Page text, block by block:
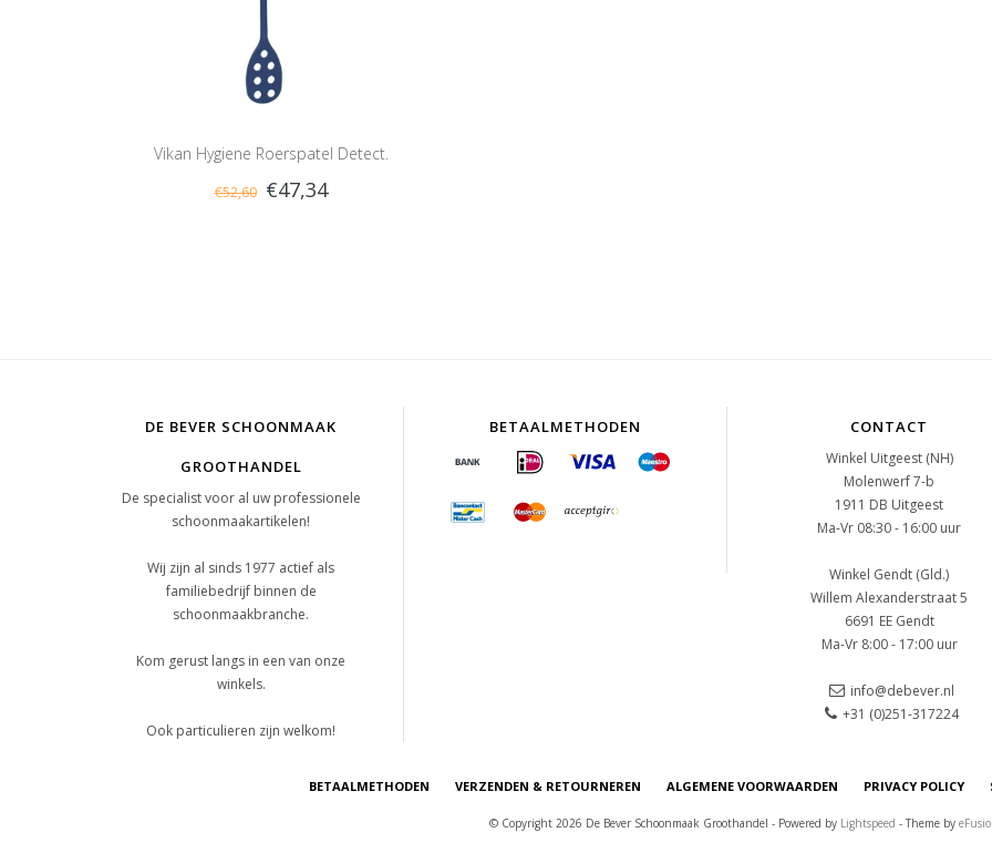
Vikan Hygiene Roerspatel Detect.
€52,60 €47,34
DE BEVER SCHOONMAAK
GROOTHANDEL
De specialist voor al uw professionele
schoonmaakartikelen!
Wij zijn al sinds 1977 actief als
familiebedrijf binnen de
schoonmaakbranche.
Kom gerust langs in een van onze
winkels.
Ook particulieren zijn welkom!
BETAALMETHODEN CONTACT
Winkel Uitgeest (NH)
Molenwerf 7-b
1911 DB Uitgeest
Ma-Vr 08:30 - 16:00 uur
Winkel Gendt (Gld.)
Willem Alexanderstraat 5
6691 EE Gendt
Ma-Vr 8:00 - 17:00 uur
info@debever.nl
+31 (0)251-317224
BETAALMETHODEN VERZENDEN & RETOURNEREN ALGEMENE VOORWAARDEN PRIVACY POLICY
© Copyright 2026 De Bever Schoonmaak Groothandel - Powered by Lightspeed - Theme by